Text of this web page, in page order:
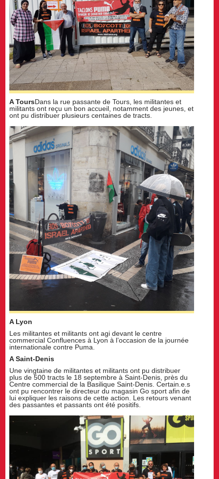
A ToursDans la rue passante de Tours, les militantes et
militants ont reçu un bon accueil, notamment des jeunes, et
ont pu distribuer plusieurs centaines de tracts.
A Lyon
Les militantes et militants ont agi devant le centre
commercial Confluences à Lyon à l’occasion de la journée
internationale contre Puma.
A Saint-Denis
Une vingtaine de militantes et militants ont pu distribuer
plus de 500 tracts le 18 septembre à Saint-Denis, près du
Centre commercial de la Basilique Saint-Denis. Certain.e.s
ont pu rencontrer le directeur du magasin Go sport afin de
lui expliquer les raisons de cette action. Les retours venant
des passantes et passants ont été positifs.